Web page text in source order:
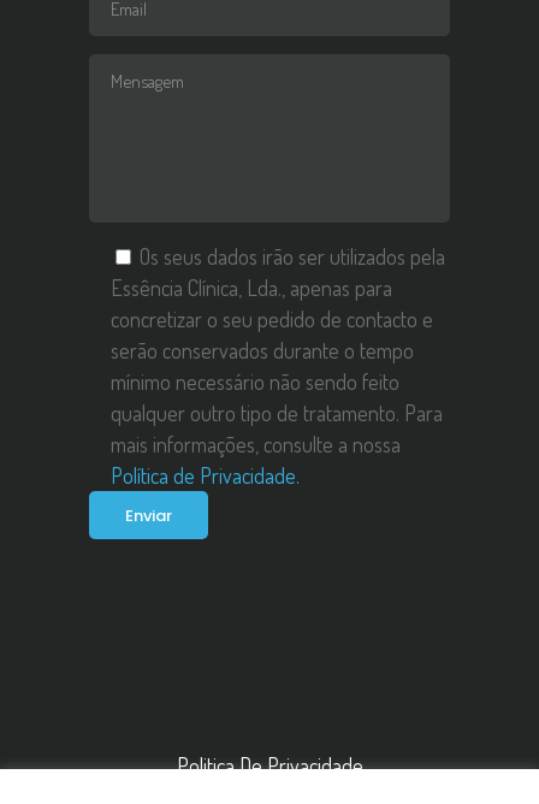
Os seus dados irão ser utilizados pela
Essência Clínica, Lda., apenas para
concretizar o seu pedido de contacto e
serão conservados durante o tempo
mínimo necessário não sendo feito
qualquer outro tipo de tratamento. Para
mais informações, consulte a nossa
Política de Privacidade.
Politica De Privacidade